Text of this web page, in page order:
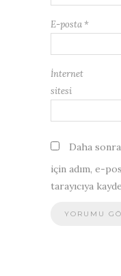
E-posta *
İnternet
sitesi
Daha
için adım, e-
tarayıcıya